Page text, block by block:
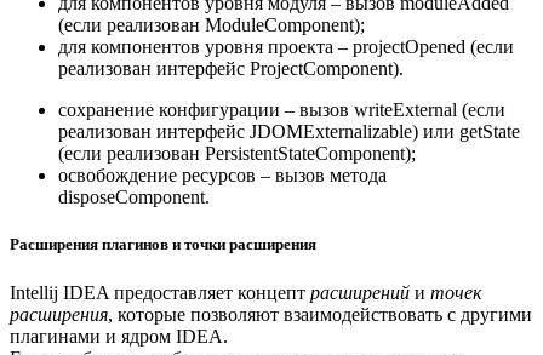
(если реализован ModuleComponent);
для компонентов уровня проекта – projectOpened (если
реализован интерфейс ProjectComponent).
сохранение конфигурации – вызов writeExternal (если
реализован интерфейс JDOMExternalizable) или getState
(если реализован PersistentStateComponent);
освобождение ресурсов – вызов метода
disposeComponent.
Расширения плагинов и точки расширения
Intellij IDEA предоставляет концепт расширений и точек
расширения, которые позволяют взаимодействовать с другими
плагинами и ядром IDEA.